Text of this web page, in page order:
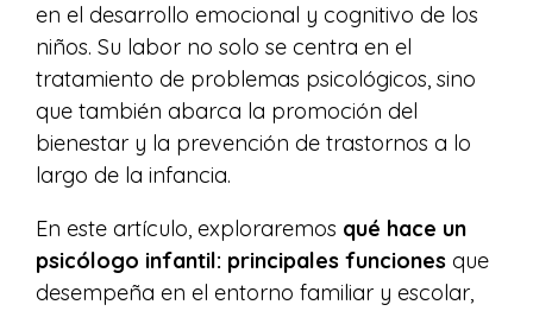
en el desarrollo emocional y cognitivo de los
niños. Su labor no solo se centra en el
tratamiento de problemas psicológicos, sino
que también abarca la promoción del
bienestar y la prevención de trastornos a lo
largo de la infancia.
En este artículo, exploraremos qué hace un
psicólogo infantil: principales funciones que
desempeña en el entorno familiar y escolar,